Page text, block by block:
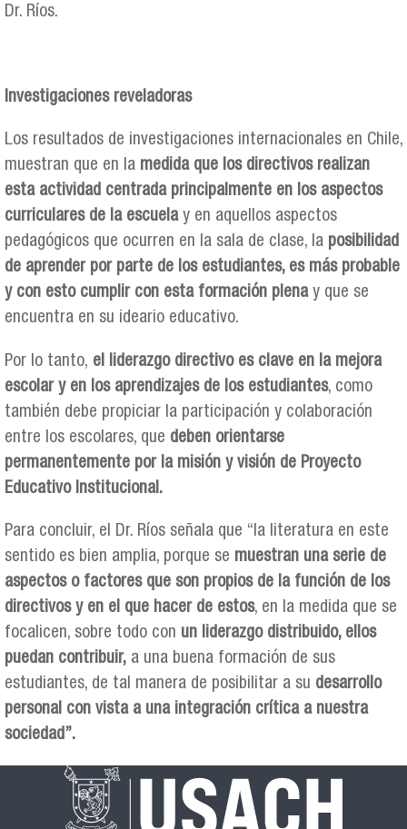
Dr. Ríos.
Investigaciones reveladoras
Los resultados de investigaciones internacionales en Chile,
muestran que en la medida que los directivos realizan
esta actividad centrada principalmente en los aspectos
curriculares de la escuelay en aquellos aspectos
pedagógicos que ocurren en la sala de clase, la posibilidad
de aprender por parte de los estudiantes, es más probable
y con esto cumplir con esta formación plenay que se
encuentra en su ideario educativo.
Por lo tanto, el liderazgo directivo es clave en la mejora
escolar y en los aprendizajes de los estudiantes, como
también debe propiciar la participación y colaboración
entre los escolares, que deben orientarse
permanentemente por la misión y visión de Proyecto
Educativo Institucional.
Para concluir, el Dr. Ríos señala que “la literatura en este
sentido es bien amplia, porque se muestran una serie de
aspectos o factores que son propios de la función de los
directivos y en el que hacer de estos, en la medida que se
focalicen, sobre todo con un liderazgo distribuido, ellos
puedan contribuir, a una buena formación de sus
estudiantes, de tal manera de posibilitar a su desarrollo
personal con vista a una integración crítica a nuestra
sociedad”.